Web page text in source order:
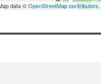
data ©OpenStreetMap contributors,